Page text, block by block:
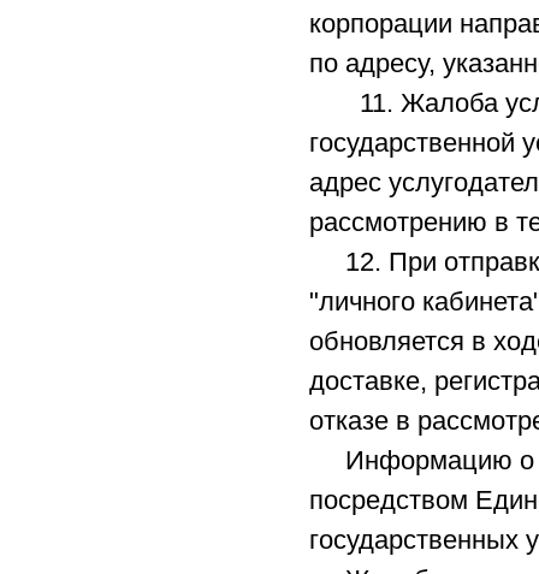
корпорации
по адресу,
11. Жалоба
государственной
адрес
рассмотрению в
12. При
"личного
обновляется в
доставке,
отказе в
Информацию о
посредством
государственных